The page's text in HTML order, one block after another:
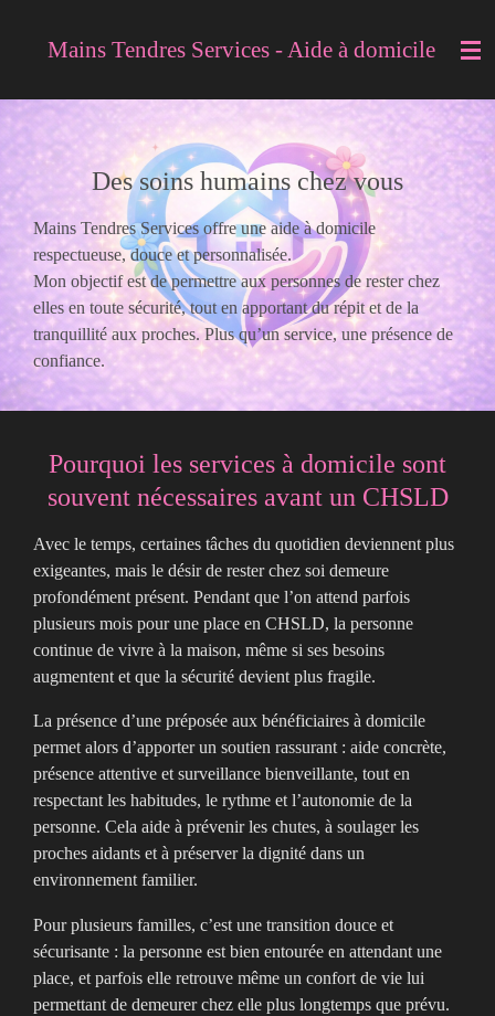
principal
Mains Tendres Services - Aide à domicile
Des soins humains chez vous
Mains Tendres Services offre une aide à domicile
respectueuse, douce et personnalisée.
Mon objectif est de permettre aux personnes de rester chez
elles en toute sécurité, tout en apportant du répit et de la
tranquillité aux proches. Plus qu’un service, une présence de
confiance.
Pourquoi les services à domicile sont
souvent nécessaires avant un CHSLD
Avec le temps, certaines tâches du quotidien deviennent plus
exigeantes, mais le désir de rester chez soi demeure
profondément présent. Pendant que l’on attend parfois
plusieurs mois pour une place en CHSLD, la personne
continue de vivre à la maison, même si ses besoins
augmentent et que la sécurité devient plus fragile.
La présence d’une préposée aux bénéficiaires à domicile
permet alors d’apporter un soutien rassurant : aide concrète,
présence attentive et surveillance bienveillante, tout en
respectant les habitudes, le rythme et l’autonomie de la
personne. Cela aide à prévenir les chutes, à soulager les
proches aidants et à préserver la dignité dans un
environnement familier.
Pour plusieurs familles, c’est une transition douce et
sécurisante : la personne est bien entourée en attendant une
place, et parfois elle retrouve même un confort de vie lui
permettant de demeurer chez elle plus longtemps que prévu.